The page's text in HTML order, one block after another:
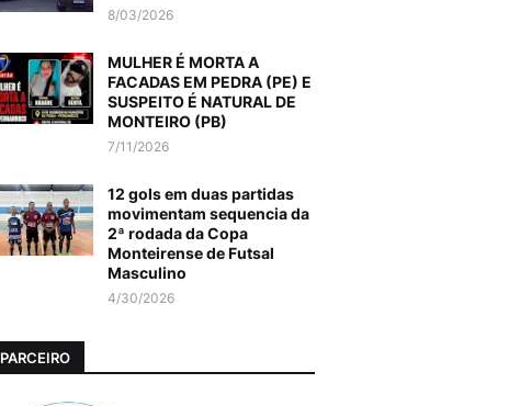
8/03/2026
MULHER É MORTA A
FACADAS EM PEDRA (PE) E
SUSPEITO É NATURAL DE
MONTEIRO (PB)
7/11/2026
12 gols em duas partidas
movimentam sequencia da
2ª rodada da Copa
Monteirense de Futsal
Masculino
4/30/2026
PARCEIRO